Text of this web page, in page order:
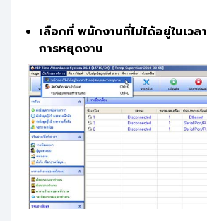
เลือกที่ พนักงานที่ไม่ได้อยู่ในเว
การหยุดงาน